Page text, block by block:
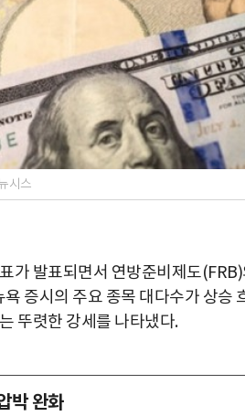
시스
가 발표되면서 연방준비제도
증시의 주요 종목 대다수가 상승
뚜렷한 강세를 나타냈다.
박 완화